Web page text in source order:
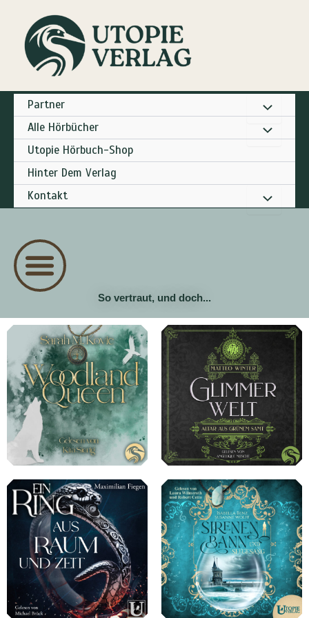
springen
Partner
Alle Hörbücher
Utopie Hörbuch-Shop
Hinter Dem Verlag
Kontakt
So vertraut, und doch...